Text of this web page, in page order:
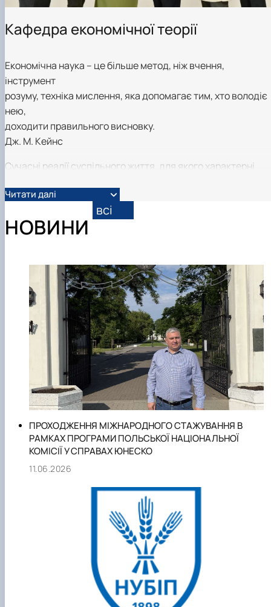
Кафедра економічної теорії
Економічна наука – це більше метод, ніж вчення,
інструмент
розуму, техніка мислення, яка допомагає тим, хто володіє
нею,
доходити правильного висновку.
Дж. М. Кейнс
Сучасні реалії суспільного життя, для якого характерні
екологізації та глобалізації, породжують потребу в
розвитку економічних знань, всебічному осягненні
економічних процесів як невід’ємної складової людської
науково-інноваційними знаннями, розвиток економічного
мислення, сприяння всебічному гармонійному
становленню особистості.
Читати далі
НОВИНИ
всі
ПРОХОДЖЕННЯ МІЖНАРОДНОГО СТАЖУВАННЯ В
РАМКАХ ПРОГРАМИ ПОЛЬСЬКОЇ НАЦІОНАЛЬНОЇ
КОМІСІЇ У СПРАВАХ ЮНЕСКО
11.06.2026